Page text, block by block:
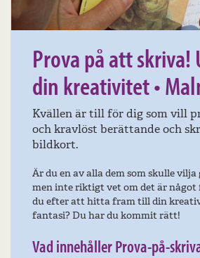
Prova på att skriva!
din kreativitet •
Kvällen är till för dig som vill
och kravlöst berättande och
bildkort.
Är du en av alla dem som skulle
men inte riktigt vet om det är
du efter att hitta fram till din
fantasi? Du har du kommit rätt!
Vad innehåller Prova-på-